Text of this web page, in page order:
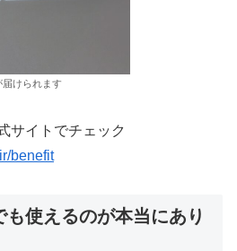
けられます
サイトでチェック
benefit
使えるのが本当にあり